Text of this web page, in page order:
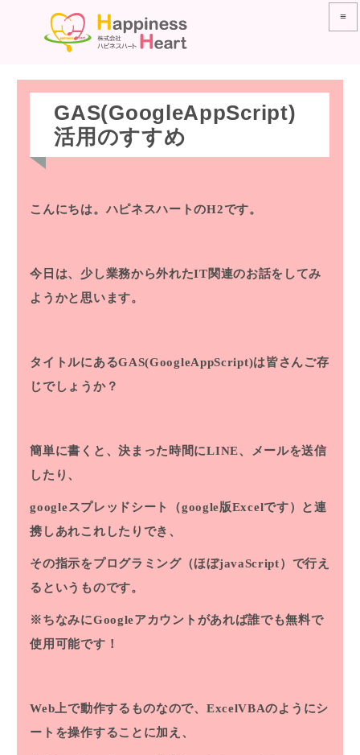
≡
GAS(GoogleAppScript)
活用のすすめ
こんにちは。ハピネスハートのH2です。
今日は、少し業務から外れたIT関連のお話をしてみ
ようかと思います。
タイトルにあるGAS(GoogleAppScript)は皆さんご存
じでしょうか？
簡単に書くと、決まった時間にLINE、メールを送信
したり、
googleスプレッドシート（google版Excelです）と連
携しあれこれしたりでき、
その指示をプログラミング（ほぼjavaScript）で行え
るというものです。
※ちなみにGoogleアカウントがあれば誰でも無料で
使用可能です！
Web上で動作するものなので、ExcelVBAのようにシ
ートを操作することに加え、